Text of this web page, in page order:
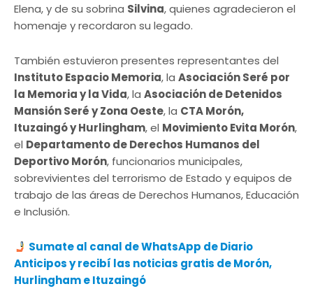
Elena, y de su sobrina Silvina, quienes agradecieron el
homenaje y recordaron su legado.
También estuvieron presentes representantes del
Instituto Espacio Memoria, la Asociación Seré por
la Memoria y la Vida, la Asociación de Detenidos
Mansión Seré y Zona Oeste, la CTA Morón,
Ituzaingó y Hurlingham, el Movimiento Evita Morón,
el Departamento de Derechos Humanos del
Deportivo Morón, funcionarios municipales,
sobrevivientes del terrorismo de Estado y equipos de
trabajo de las áreas de Derechos Humanos, Educación
e Inclusión.
Sumate al canal de WhatsApp de Diario
Anticipos y recibí las noticias gratis de Morón,
Hurlingham e Ituzaingó